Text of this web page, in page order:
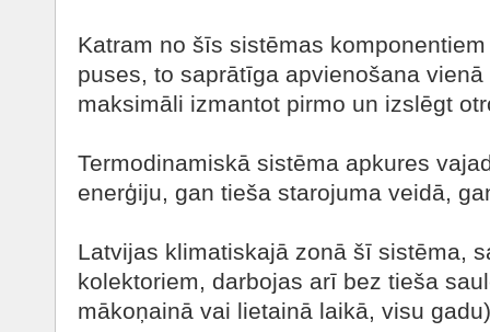
Katram no šīs sistēmas
puses, to saprātīga apvienošana
maksimāli izmantot pirmo un izslēgt
Termodinamiskā sistēma apkures
enerģiju, gan tieša starojuma veidā,
Latvijas klimatiskajā zonā šī sistēma,
kolektoriem, darbojas arī bez tieša
mākoņainā vai lietainā laikā, visu